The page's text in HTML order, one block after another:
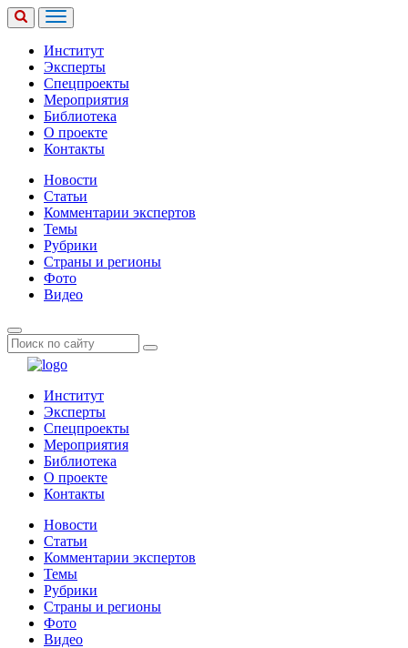
Институт
Эксперты
Спецпроекты
Мероприятия
Библиотека
О проекте
Контакты
Новости
Статьи
Комментарии экспертов
Темы
Рубрики
Страны и регионы
Фото
Видео
Институт
Эксперты
Спецпроекты
Мероприятия
Библиотека
О проекте
Контакты
Новости
Статьи
Комментарии экспертов
Темы
Рубрики
Страны и регионы
Фото
Видео